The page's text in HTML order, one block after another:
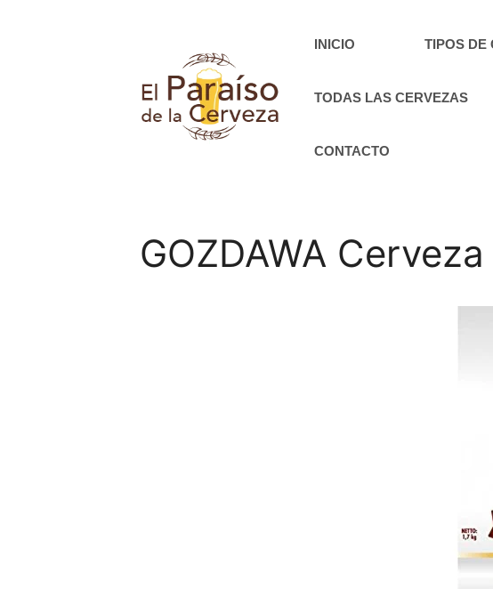
INICIO TIPOS DE
TODAS LAS CERVEZAS
CONTACTO
GOZDAWA